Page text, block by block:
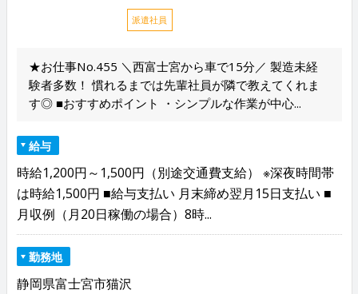
派遣社員
★お仕事No.455 ＼西富士宮から車で15分／ 製造未経
験者多数！ 慣れるまでは先輩社員が隣で教えてくれま
す◎ ■おすすめポイント ・シンプルな作業が中心...
給与
時給1,200円～1,500円（別途交通費支給） ※深夜時間帯
は時給1,500円 ■給与支払い 月末締め翌月15日支払い ■
月収例（月20日稼働の場合）8時...
勤務地
静岡県富士宮市猫沢